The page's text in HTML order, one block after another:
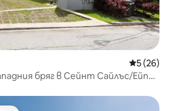
Средна
5 (26)
бряг в Сейнт Сайлъс/Ейпс